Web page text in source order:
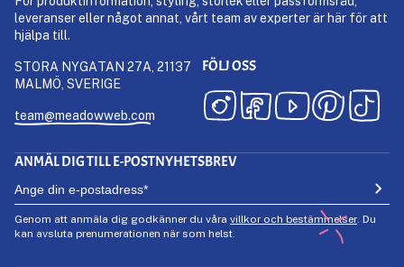
leveranser eller något annat, vårt team av experter är här för att
hjälpa till.
STORA NYGATAN 27A, 21137
MALMÖ, SVERIGE
team@meadowweb.com
FÖLJ OSS
ANMÄL DIG TILL E-POSTNYHETSBREV
Genom att anmäla dig godkänner du våra villkor och bestämmelser. Du
kan avsluta prenumerationen när som helst.